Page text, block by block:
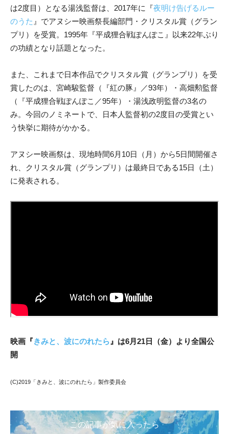
は2度目）となる湯浅監督は、2017年に『夜明け告げるルー
のうた 』でアヌシー映画祭長編部門・クリスタル賞（グラン
プリ）を受賞。1995年『平成狸合戦ぽんぽこ』以来22年ぶり
の功績となり話題となった。
また、これまで日本作品でクリスタル賞（グランプリ）を受
賞したのは、宮崎駿監督（『紅の豚』／93年）・高畑勲監督
（『平成狸合戦ぽんぽこ／95年）・湯浅政明監督の3名の
み。今回のノミネートで、日本人監督初の2度目の受賞とい
う快挙に期待がかかる。
アヌシー映画祭は、現地時間6月10日（月）から5日間開催さ
れ、クリスタル賞（グランプリ）は最終日である15日（土）
に発表される。
映画『きみと、波にのれたら 』は6月21日（金）より全国公
開
(C)2019「きみと、波にのれたら」製作委員会
この記事が気に入ったら